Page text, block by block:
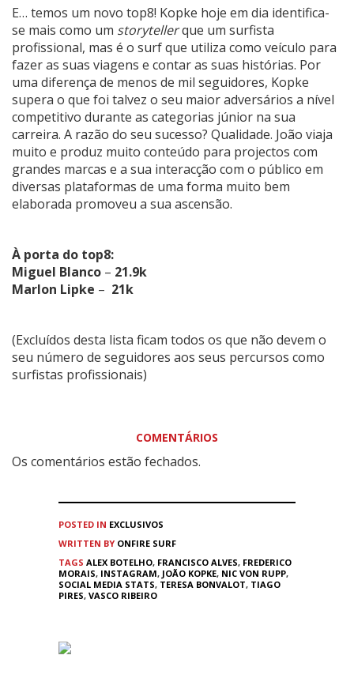
E… temos um novo top8! Kopke hoje em dia identifica-
se mais como um storytellerque um surfista
profissional, mas é o surf que utiliza como veículo para
fazer as suas viagens e contar as suas histórias. Por
uma diferença de menos de mil seguidores, Kopke
supera o que foi talvez o seu maior adversários a nível
competitivo durante as categorias júnior na sua
carreira. A razão do seu sucesso? Qualidade. João viaja
muito e produz muito conteúdo para projectos com
grandes marcas e a sua interacção com o público em
diversas plataformas de uma forma muito bem
elaborada promoveu a sua ascensão.
À porta do top8:
Miguel Blanco – 21.9k
Marlon Lipke – 21k
(Excluídos desta lista ficam todos os que não devem o
seu número de seguidores aos seus percursos como
surfistas profissionais)
COMENTÁRIOS
Os comentários estão fechados.
POSTED IN EXCLUSIVOS
WRITTEN BY ONFIRE SURF
TAGS ALEX BOTELHO, FRANCISCO ALVES, FREDERICO
MORAIS, INSTAGRAM, JOÃO KOPKE, NIC VON RUPP,
SOCIAL MEDIA STATS, TERESA BONVALOT, TIAGO
PIRES, VASCO RIBEIRO